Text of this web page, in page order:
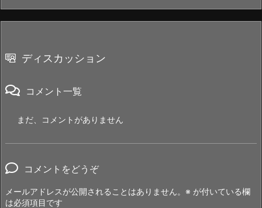
ディスカッション
コメント一覧
まだ、コメントがありません
コメントをどうぞ
メールアドレスが公開されることはありません。 ※ が付いている欄
は必須項目です